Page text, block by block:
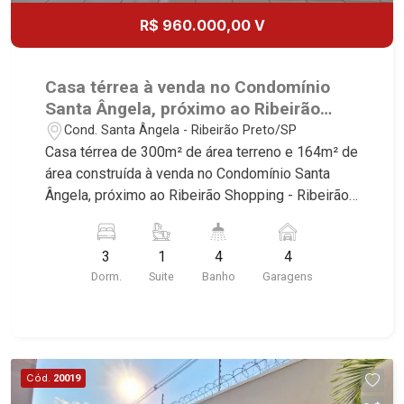
R$ 960.000,00 V
Casa térrea à venda no Condomínio
Santa Ângela, próximo ao Ribeirão
Shopping - Ribeirão Preto/SP.
Cond. Santa Ângela - Ribeirão Preto/SP
Casa térrea de 300m² de área terreno e 164m² de
área construída à venda no Condomínio Santa
Ângela, próximo ao Ribeirão Shopping - Ribeirão
imóvel que a Martinelli Imobiliária selecionou
para você: - 300m² de área terreno e 164m² de
área construída - 3 dormitórios com armários
Dependência de empregada - Lazer com
churrasqueira - Vestiário - Quintal - Corredor
3
Dorm.
1
Suite
4
Banho
4
Garagens
Cód. 20019